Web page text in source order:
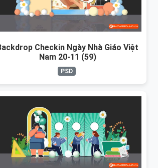
Checkin Ngày Nhà Giáo Việt
Nam 20-11 (59)
PSD